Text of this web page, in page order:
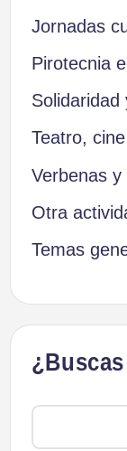
Jornadas
Pirotecnia
Solidaridad
Teatro,
Verbenas
Otra
Temas